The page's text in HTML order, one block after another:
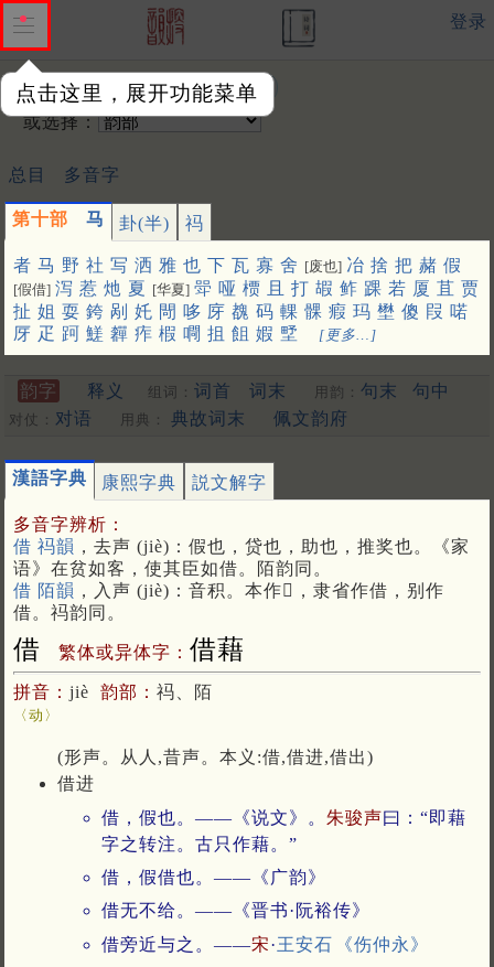
点击这里，展开功能菜单
登录
输入韵字：
或选择：
总目 多音字
第十部 马 卦(半) 祃
者 马 野 社 写 洒 雅 也 下 瓦 寡 舍 [废也] 冶 捨 把 赭 假
[假借] 泻 惹 灺 夏 [华夏] 斝 哑 槚 且 打 嘏 鲊 踝 若 厦 苴 贾
扯 姐 耍 銙 剐 奼 閜 哆 庌 䰩 码 輠 髁 瘕 玛 壄 傻 叚 喏
厊 疋 跒 䱹 奲 痄 椵 㗿 抯 飷 婽 㙒 [更多…]
韵字 释义 组词： 词首 词末 用韵： 句末 句中
对仗： 对语 用典： 典故词末 佩文韵府
漢語字典 康熙字典 説文解字
多音字辨析：
借 祃韻 ，去声 (jiè)：假也，贷也，助也，推奖也。《家
语》在贫如客，使其臣如借。陌韵同。
借 陌韻 ，入声 (jiè)：音积。本作𠎥，隶省作借，别作
借。祃韵同。
借 繁体或异体字： 借藉
拼音： jiè 韵部： 祃、陌
〈动〉
(形声。从人,昔声。本义:借,借进,借出)
借进
借，假也。——《说文》。 朱骏声曰：“即藉
字之转注。古只作藉。”
借，假借也。——《广韵》
借无不给。——《晋书·阮裕传》
借旁近与之。——宋·王安石
《伤仲永》